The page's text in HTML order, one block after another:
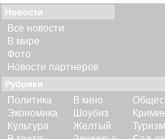
Новости
Все новости
В мире
Фото
Новости партнеров
Рубрики
Политика
Экономика
Культура
В кино
Шоубиз
Желтый
Туризм